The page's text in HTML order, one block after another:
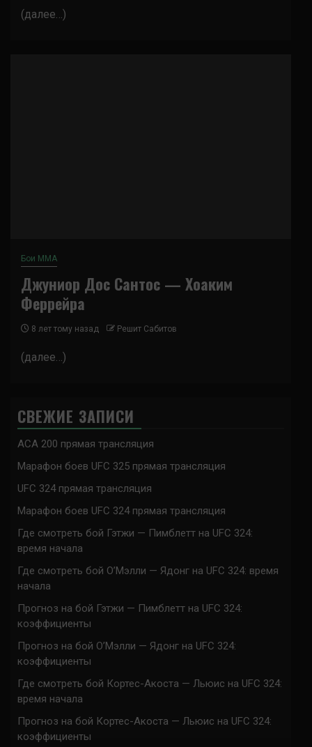
(далее…)
Бои ММА
Джуниор Дос Сантос — Хоаким
Феррейра
8 лет тому назад Решит Сабитов
(далее…)
СВЕЖИЕ ЗАПИСИ
ACA 200 прямая трансляция
Марафон боев UFC 325 прямая трансляция
UFC 324 прямая трансляция
Марафон боев UFC 324 прямая трансляция
Где смотреть бой Гэтжи — Пимблетт на UFC 324:
время начала
Где смотреть бой О’Мэлли — Ядонг на UFC 324: время
начала
Прогноз на бой Гэтжи — Пимблетт на UFC 324:
коэффициенты
Прогноз на бой О’Мэлли — Ядонг на UFC 324:
коэффициенты
Где смотреть бой Кортес-Акоста — Льюис на UFC 324:
время начала
Прогноз на бой Кортес-Акоста — Льюис на UFC 324:
коэффициенты